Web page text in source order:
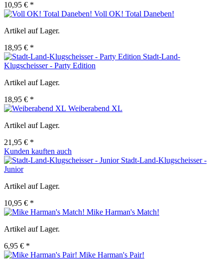
10,95 € *
Voll OK! Total Daneben!
Artikel auf Lager.
18,95 € *
Stadt-Land-
Klugscheisser - Party Edition
Artikel auf Lager.
18,95 € *
Weiberabend XL
Artikel auf Lager.
21,95 € *
Kunden kauften auch
Stadt-Land-Klugscheisser -
Junior
Artikel auf Lager.
10,95 € *
Mike Harman's Match!
Artikel auf Lager.
6,95 € *
Mike Harman's Pair!